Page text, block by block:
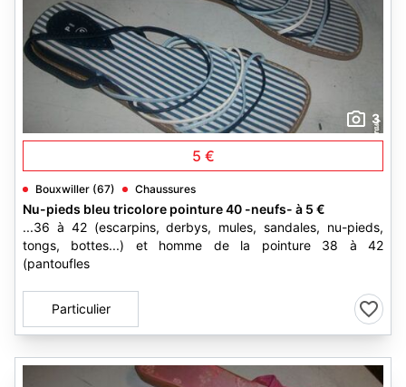
3
5 €
Bouxwiller (67) Chaussures
Nu-pieds bleu tricolore pointure 40 -neufs- à 5 €
...36 à 42 (escarpins, derbys, mules, sandales, nu-pieds,
tongs, bottes...) et homme de la pointure 38 à 42
(pantoufles
Particulier